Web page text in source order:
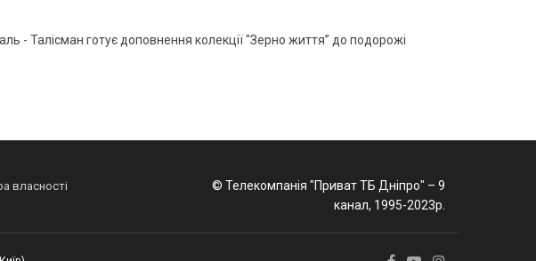
- Талісман готує доповнення колекції "Зерно життя” до подорожі
власності
© Телекомпанія "Приват ТБ Дніпро" – 9
канал, 1995-2023р.